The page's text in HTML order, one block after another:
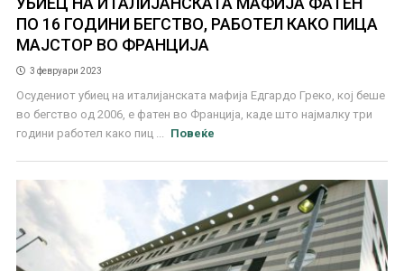
ПО 16 ГОДИНИ БЕГСТВО, РАБОТЕЛ КАКО ПИЦА
МАЈСТОР ВО ФРАНЦИЈА
3 февруари 2023
Осудениот убиец на италијанската мафија Едгардо Греко, кој беше
во бегство од 2006, е фатен во Франција, каде што најмалку три
години работел како пиц ...
Повеќе